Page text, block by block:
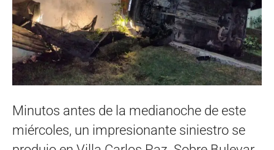
Minutos antes de la medianoche de este
miércoles, un impresionante siniestro se